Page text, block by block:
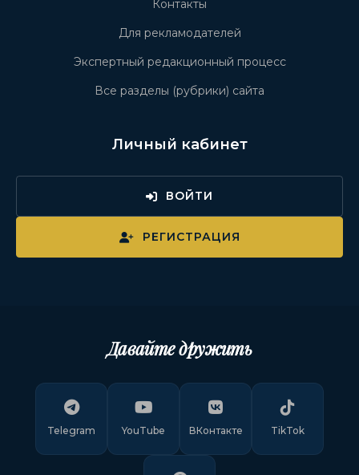
Контакты
Для рекламодателей
Экспертный редакционный процесс
Все разделы (рубрики) сайта
Личный кабинет
ВОЙТИ
РЕГИСТРАЦИЯ
Давайте дружить
Telegram YouTube ВКонтакте TikTok